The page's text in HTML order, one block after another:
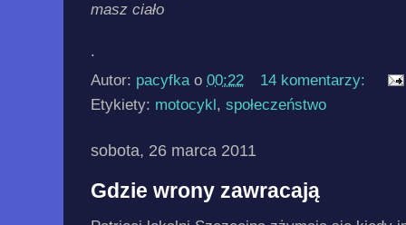
masz ciało
.
Autor: pacyfka o 00:22
14 komentarzy:
Etykiety: motocykl, społeczeństwo
sobota, 26 marca 2011
Gdzie wrony zawracają